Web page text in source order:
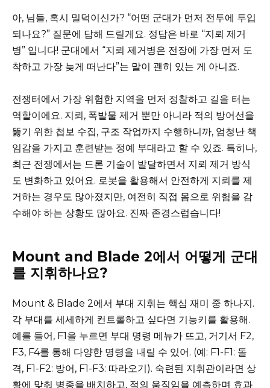
아, 님들, 혹시 밀덕이신가? “어떤 군대가 먼저 전투에 투입
되나요?” 질문에 답해 드릴게요. 정답은 바로 “지뢰 제거
병” 입니다! 군대에서 “지뢰 제거병은 전장에 가장 먼저 도
착하고 가장 늦게 떠난다”는 말이 괜히 있는 게 아니죠.
전쟁터에서 가장 위험한 지역을 먼저 정찰하고 길을 터는
역할이에요. 지뢰, 폭발물 제거 뿐만 아니라 적의 방어선을
뚫기 위한 첩보 수집, 구조 작업까지 수행하니까, 엄청난 책
임감을 가지고 훈련받는 정예 부대라고 할 수 있죠. 특히나,
최근 전쟁에서는 드론 기술이 발달하면서 지뢰 제거 방식
도 변화하고 있어요. 로봇을 활용해서 안전하게 지뢰를 제
거하는 경우도 많아졌지만, 여전히 직접 몸으로 위험을 감
수해야 하는 상황도 많아요. 진짜 존경스럽습니다!
Mount and Blade 2에서 어떻게 군대
를 지휘하나요?
Mount & Blade 2에서 부대 지휘는 핵심 재미 중 하나지.
각 부대를 세세하게 컨트롤하고 싶다면 기능키를 활용해.
예를 들어, F1을 누르면 부대 명령 메뉴가 뜨고, 거기서 F2,
F3, F4를 통해 다양한 명령을 내릴 수 있어. (예: F1-F1: 돌
격, F1-F2: 방어, F1-F3: 따라오기). 숙련된 지휘관이라면 상
황에 맞춰 병종을 배치하고, 적의 움직임을 예측하며 효과